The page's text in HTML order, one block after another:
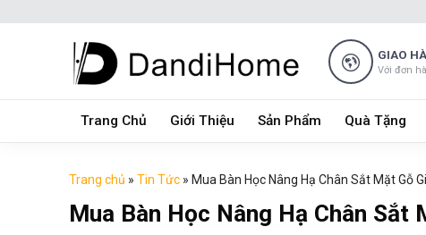
GIAO
Với đơn
Trang Chủ Giới Thiệu Sản Phẩm Quà Tặng
Trang chủ » Tin Tức » Mua Bàn Học Nâng Hạ Chân Sắt Mặt Gỗ
Mua Bàn Học Nâng Hạ Chân Sắt